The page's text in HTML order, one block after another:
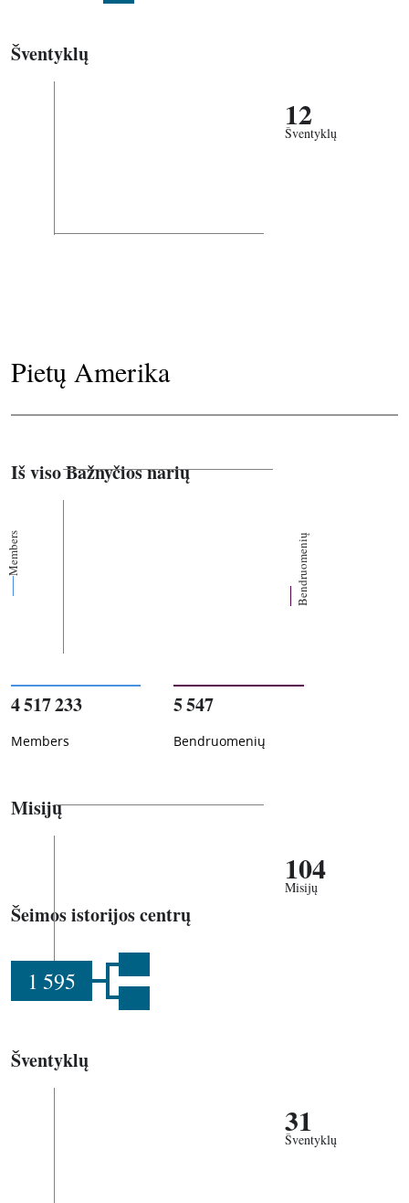
Šventyklų
12
Šventyklų
Pietų Amerika
Iš viso Bažnyčios narių
Members Bendruomenių
4 517 233
Members
5 547
Bendruomenių
Misijų
104
Misijų
Šeimos istorijos centrų
1 595
Šventyklų
31
Šventyklų